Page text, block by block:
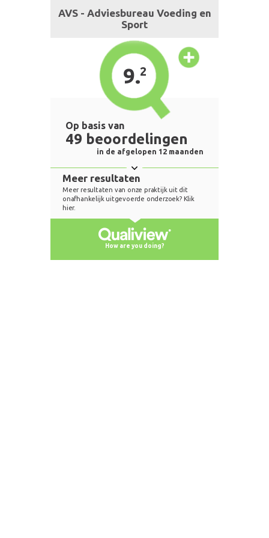
AVS - Adviesbureau Voeding en
Sport
9.2
Op basis van
49 beoordelingen
in de afgelopen 12 maanden
Meer resultaten
Meer resultaten van onze praktijk uit dit
onafhankelijk uitgevoerde onderzoek? Klik
hier.
How are you doing?